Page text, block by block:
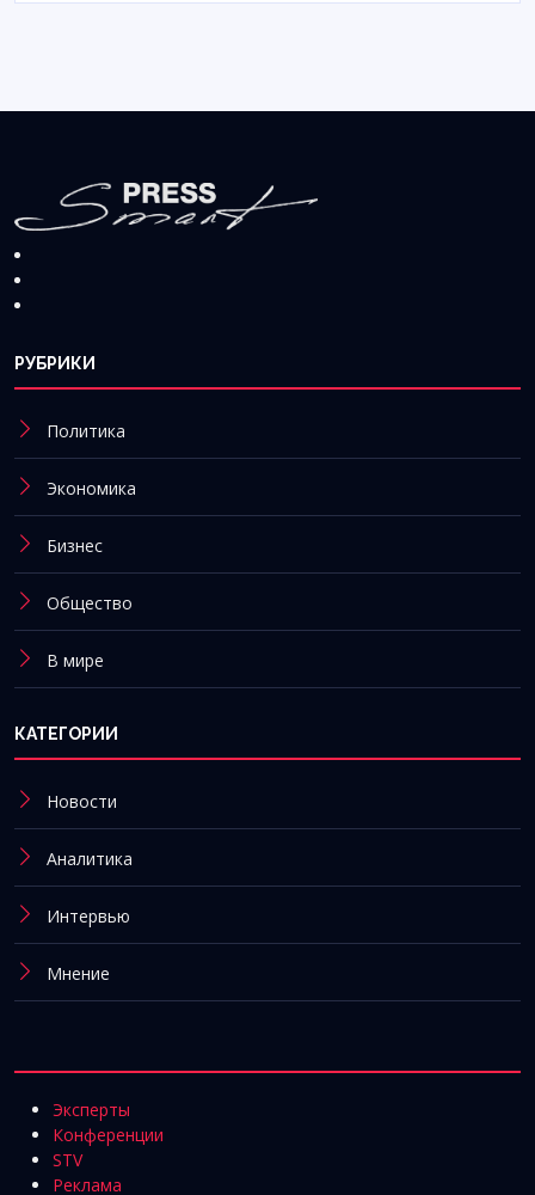
РУБРИКИ
Политика
Экономика
Бизнес
Общество
В мире
КАТЕГОРИИ
Новости
Аналитика
Интервью
Мнение
Эксперты
Конференции
STV
Реклама